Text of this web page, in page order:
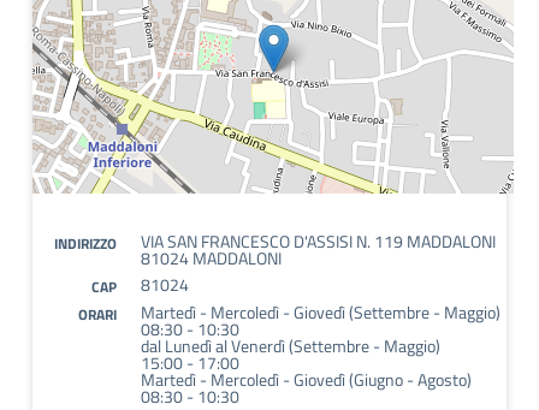
INDIRIZZO VIA SAN FRANCESCO D'ASSISI N. 119 MADDALONI
81024 MADDALONI
CAP 81024
ORARI Martedì - Mercoledì - Giovedì (Settembre - Maggio)
08:30 - 10:30
dal Lunedì al Venerdì (Settembre - Maggio)
15:00 - 17:00
Martedì - Mercoledì - Giovedì (Giugno - Agosto)
08:30 - 10:30